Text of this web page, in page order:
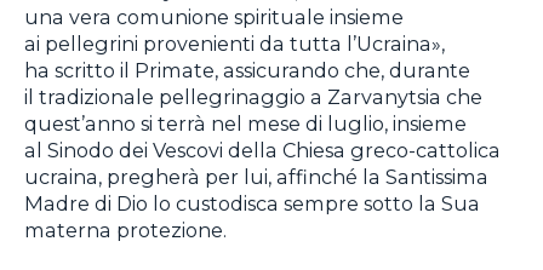
una vera comunione spirituale insieme
ai pellegrini provenienti da tutta l’Ucraina»,
ha scritto il Primate, assicurando che, durante
il tradizionale pellegrinaggio a Zarvanytsia che
quest’anno si terrà nel mese di luglio, insieme
al Sinodo dei Vescovi della Chiesa greco-cattolica
ucraina, pregherà per lui, affinché la Santissima
Madre di Dio lo custodisca sempre sotto la Sua
materna protezione.